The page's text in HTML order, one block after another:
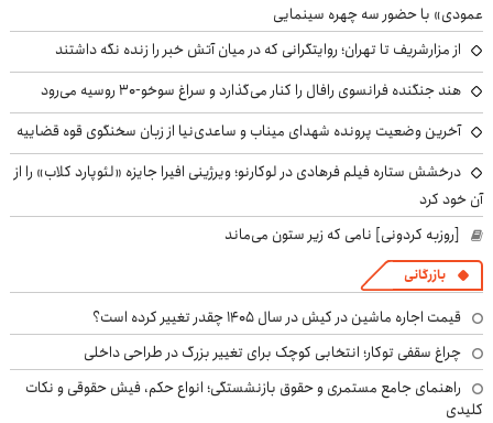
عمودی» با حضور سه چهره سینمایی
از مزارشریف تا تهران؛ روایتگرانی که در میان آتش خبر را زنده نگه داشتند
هند جنگنده فرانسوی رافال را کنار می‌گذارد و سراغ سوخو-30 روسیه می‌رود
آخرین وضعیت پرونده شهدای میناب و ساعدی‌نیا از زبان سخنگوی قوه قضاییه
درخشش ستاره فیلم فرهادی در لوکارنو؛ ویرژینی افیرا جایزه «لئوپارد کلاب» را از
آن خود کرد
[روزبه کردونی] نامی که زیر ستون می‌ماند
بازرگانی
قیمت اجاره ماشین در کیش در سال ۱۴۰۵ چقدر تغییر کرده است؟
چراغ سقفی توکار؛ انتخابی کوچک برای تغییر بزرگ در طراحی داخلی
راهنمای جامع مستمری و حقوق بازنشستگی؛ انواع حکم، فیش حقوقی و نکات
کلیدی